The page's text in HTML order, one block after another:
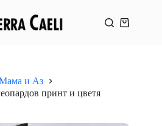
Shopping
и Аз
принт и цветя